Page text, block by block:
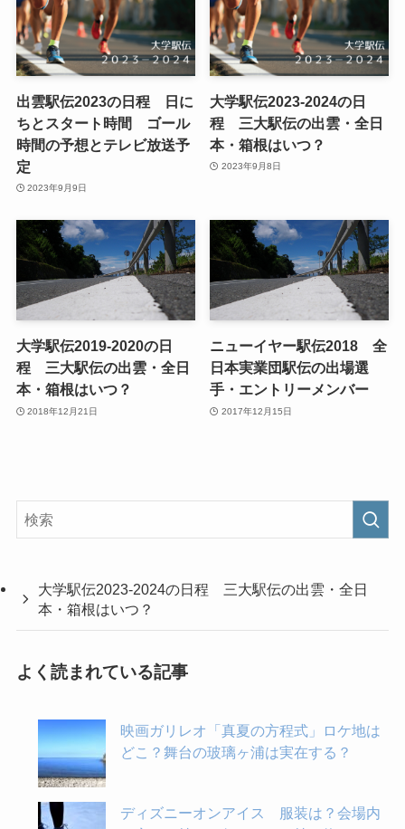
出雲駅伝2023の日程 日に
ちとスタート時間 ゴール
時間の予想とテレビ放送予
定
2023年9月9日
大学駅伝2023-2024の日
程 三大駅伝の出雲・全日
本・箱根はいつ？
2023年9月8日
大学駅伝2019-2020の日
程 三大駅伝の出雲・全日
本・箱根はいつ？
2018年12月21日
ニューイヤー駅伝2018 全
日本実業団駅伝の出場選
手・エントリーメンバー
2017年12月15日
大学駅伝2023-2024の日程 三大駅伝の出雲・全日
本・箱根はいつ？
よく読まれている記事
映画ガリレオ「真夏の方程式」ロケ地は
どこ？舞台の玻璃ヶ浦は実在する？
ディズニーオンアイス 服装は？会場内